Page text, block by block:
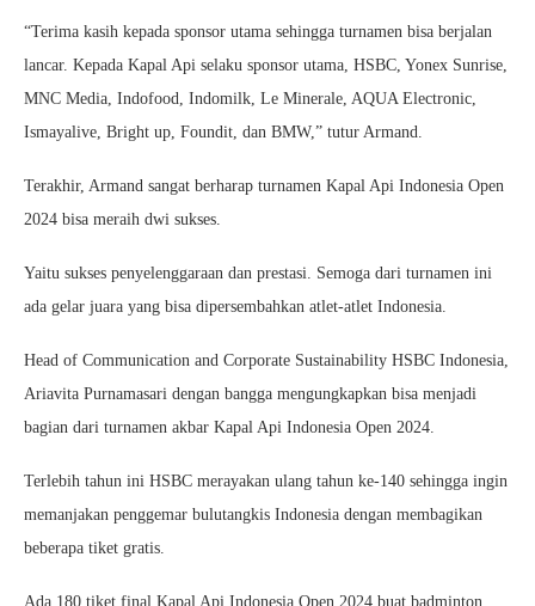
“Terima kasih kepada sponsor utama sehingga turnamen bisa berjalan
lancar. Kepada Kapal Api selaku sponsor utama, HSBC, Yonex Sunrise,
MNC Media, Indofood, Indomilk, Le Minerale, AQUA Electronic,
Ismayalive, Bright up, Foundit, dan BMW,” tutur Armand.
Terakhir, Armand sangat berharap turnamen Kapal Api Indonesia Open
2024 bisa meraih dwi sukses.
Yaitu sukses penyelenggaraan dan prestasi. Semoga dari turnamen ini
ada gelar juara yang bisa dipersembahkan atlet-atlet Indonesia.
Head of Communication and Corporate Sustainability HSBC Indonesia,
Ariavita Purnamasari dengan bangga mengungkapkan bisa menjadi
bagian dari turnamen akbar Kapal Api Indonesia Open 2024.
Terlebih tahun ini HSBC merayakan ulang tahun ke-140 sehingga ingin
memanjakan penggemar bulutangkis Indonesia dengan membagikan
beberapa tiket gratis.
Ada 180 tiket final Kapal Api Indonesia Open 2024 buat badminton